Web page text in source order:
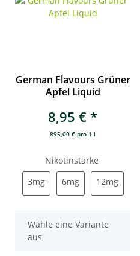
German Flavours Grüner
Apfel Liquid
8,95 € *
895,00 € pro 1 l
Nikotinstärke
3mg3mg 6mg6mg 12mg12mg
x
Wähle eine Variante
aus